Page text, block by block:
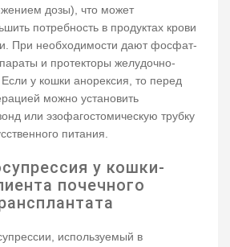
дозы), что может
потребность в продуктах крови
При необходимости дают фосфат-
и протекторы желудочно-
Если у кошки анорексия, то перед
можно установить
или эзофагостомическую трубку
питания.
у кошки-
почечного
используемый в